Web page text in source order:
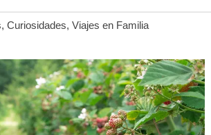
, Curiosidades, Viajes en Familia